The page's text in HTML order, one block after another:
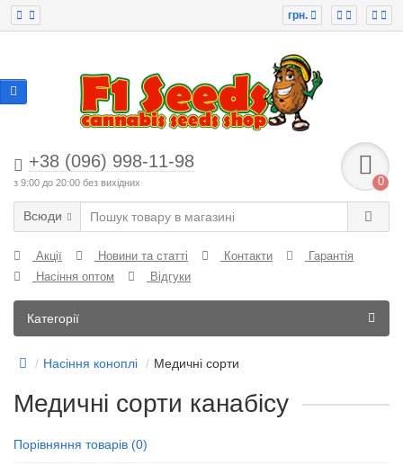
грн.
+38 (096) 998-11-98
з 9:00 до 20:00 без вихідних 0
Всюди
Акції Новини та статті Контакти
Гарантія
Насіння оптом
Відгуки
Категорії
Насіння коноплі Медичні сорти
Медичні сорти канабісу
Порівняння товарів (0)